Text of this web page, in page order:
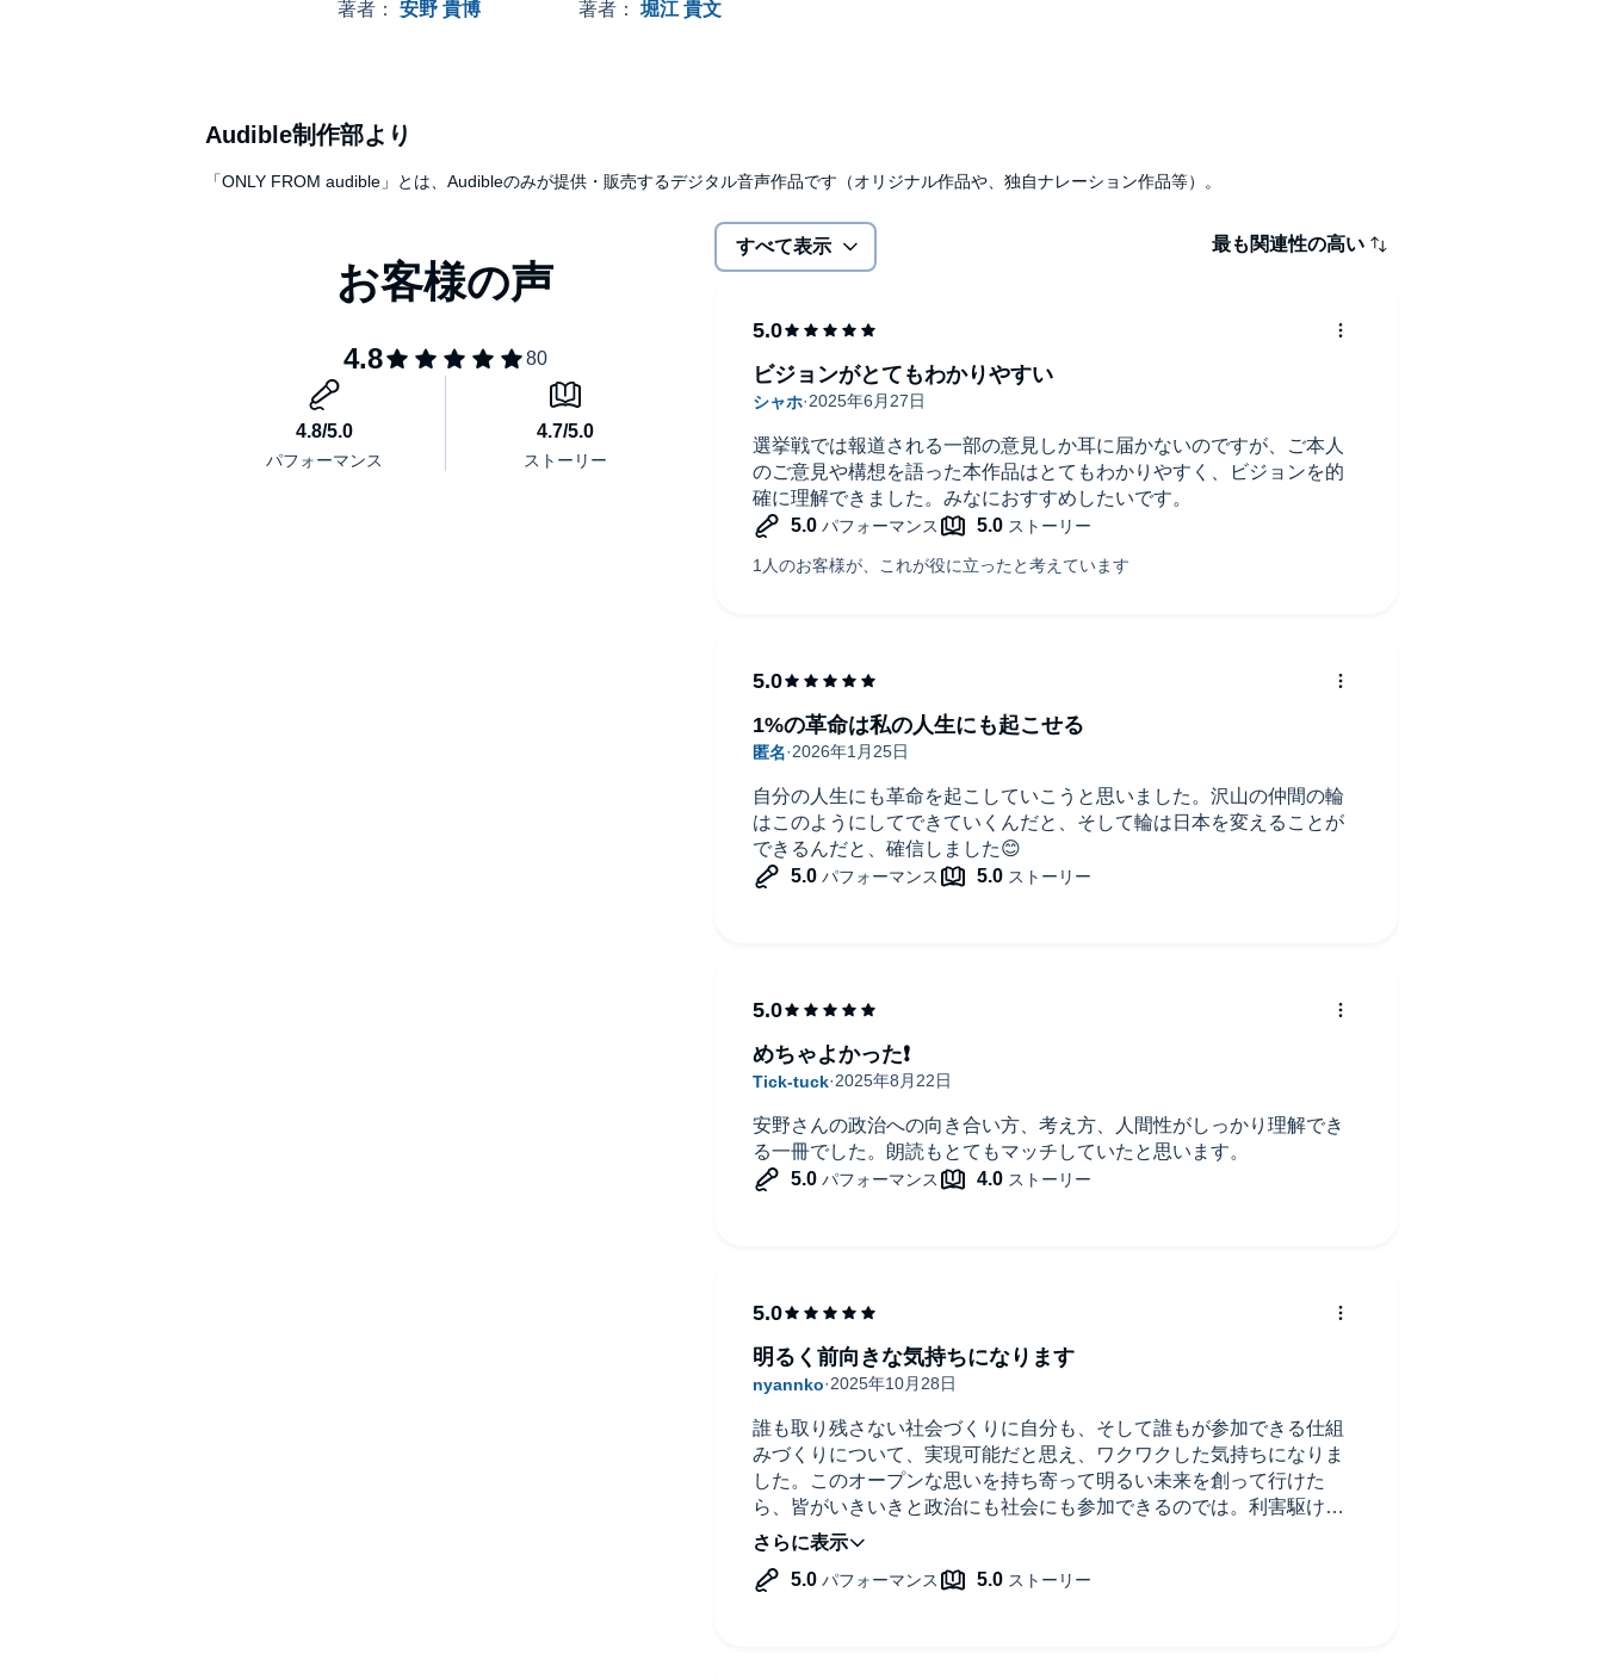
挑戦を意味しています。もう一つの含意として、１％の小さな技術的革新をテコに、大きな変化をつくり出
の「目次」からご確認ください。
著者： 安野 貴博 著者：堀江 貴文
Audible制作部より
「ONLY FROM audible」とは、Audibleのみが提供・販売するデジタル音声作品です（オリジナル作品や、独自ナレーション作品等）。
すべて表示 最も関連性の高い
選挙戦では報道される一部の意見しか耳に届かないのですが、ご本人
のご意見や構想を語った本作品はとてもわかりやすく、ビジョンを的
確に理解できました。みなにおすすめしたいです。
ビジョンがとてもわかりやすい
自分の人生にも革命を起こしていこうと思いました。沢山の仲間の輪
はこのようにしてできていくんだと、そして輪は日本を変えることが
できるんだと、確信しました😊
1%の革命は私の人生にも起こせる
安野さんの政治への向き合い方、考え方、人間性がしっかり理解でき
る一冊でした。朗読もとてもマッチしていたと思います。
めちゃよかった❗️
誰も取り残さない社会づくりに自分も、そして誰もが参加できる仕組
みづくりについて、実現可能だと思え、ワクワクした気持ちになりま
した。このオープンな思いを持ち寄って明るい未来を創って行けた
ら、皆がいきいきと政治にも社会にも参加できるのでは。利害駆け引
きや保守よりも効率的で建設的だと、多くの人が実感し、世の中の流
れが変わっていくことを願います。
明るく前向きな気持ちになります